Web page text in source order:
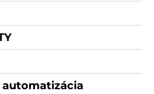
automatizácia